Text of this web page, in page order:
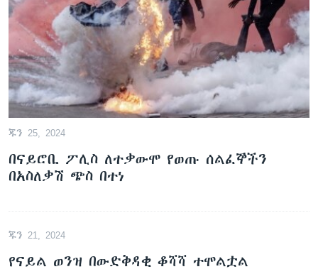
ጁን 25, 2024
በናይሮቢ ፖሊስ ለተቃውሞ የወጡ ሰልፈኞችን
በአስለቃሽ ጭስ በተነ
ጁን 21, 2024
የናይል ወንዝ በውድቅዳቂ ቆሻሻ ተሞልቷል